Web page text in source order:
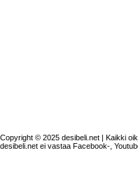
Copyright © 2025 desibeli.net | Kaikki
desibeli.net ei vastaa Facebook-,